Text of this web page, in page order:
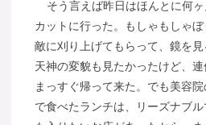
そう言えば昨日はほんとに何
カットに行った。もしゃもしゃ
敵に刈り上げてもらって、鏡を
天神の変貌も見たかったけど、連
まっすぐ帰って来た。でも美容
で食べたランチは、リーズナブ